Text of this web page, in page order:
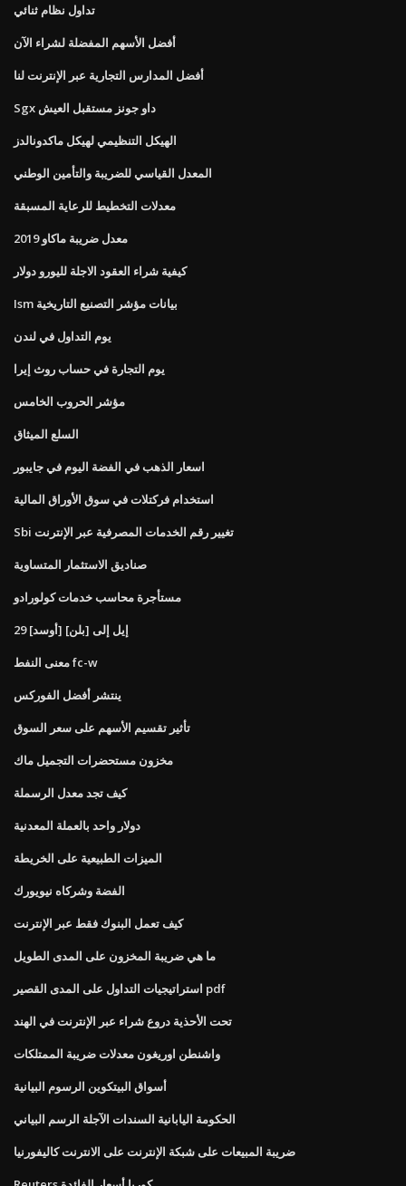
تداول نظام ثنائي
أفضل الأسهم المفضلة لشراء الآن
أفضل المدارس التجارية عبر الإنترنت لنا
Sgx داو جونز مستقبل العيش
الهيكل التنظيمي لهيكل ماكدونالدز
المعدل القياسي للضريبة والتأمين الوطني
معدلات التخطيط للرعاية المسبقة
معدل ضريبة ماكاو 2019
كيفية شراء العقود الاجلة لليورو دولار
Ism بيانات مؤشر التصنيع التاريخية
يوم التداول في لندن
يوم التجارة في حساب روث إيرا
مؤشر الحروب الخامس
السلع الميثاق
اسعار الذهب في الفضة اليوم في جايبور
استخدام فركتلات في سوق الأوراق المالية
Sbi تغيير رقم الخدمات المصرفية عبر الإنترنت
صناديق الاستثمار المتساوية
مستأجرة محاسب خدمات كولورادو
29 [أوسد] إيل إلى [بلن]
معنى النفط fc-w
ينتشر أفضل الفوركس
تأثير تقسيم الأسهم على سعر السوق
مخزون مستحضرات التجميل ماك
كيف تجد معدل الرسملة
دولار واحد بالعملة المعدنية
الميزات الطبيعية على الخريطة
الفضة وشركاه نيويورك
كيف تعمل البنوك فقط عبر الإنترنت
ما هي ضريبة المخزون على المدى الطويل
استراتيجيات التداول على المدى القصير pdf
تحت الأحذية دروع شراء عبر الإنترنت في الهند
واشنطن اوريغون معدلات ضريبة الممتلكات
أسواق البيتكوين الرسوم البيانية
الحكومة اليابانية السندات الآجلة الرسم البياني
ضريبة المبيعات على شبكة الإنترنت على الانترنت كاليفورنيا